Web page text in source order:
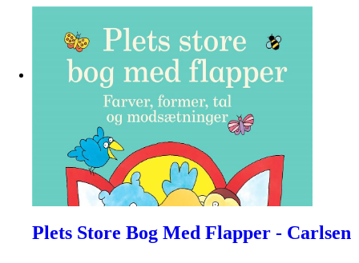
Plets Store Bog Med Flapper - Carlsen